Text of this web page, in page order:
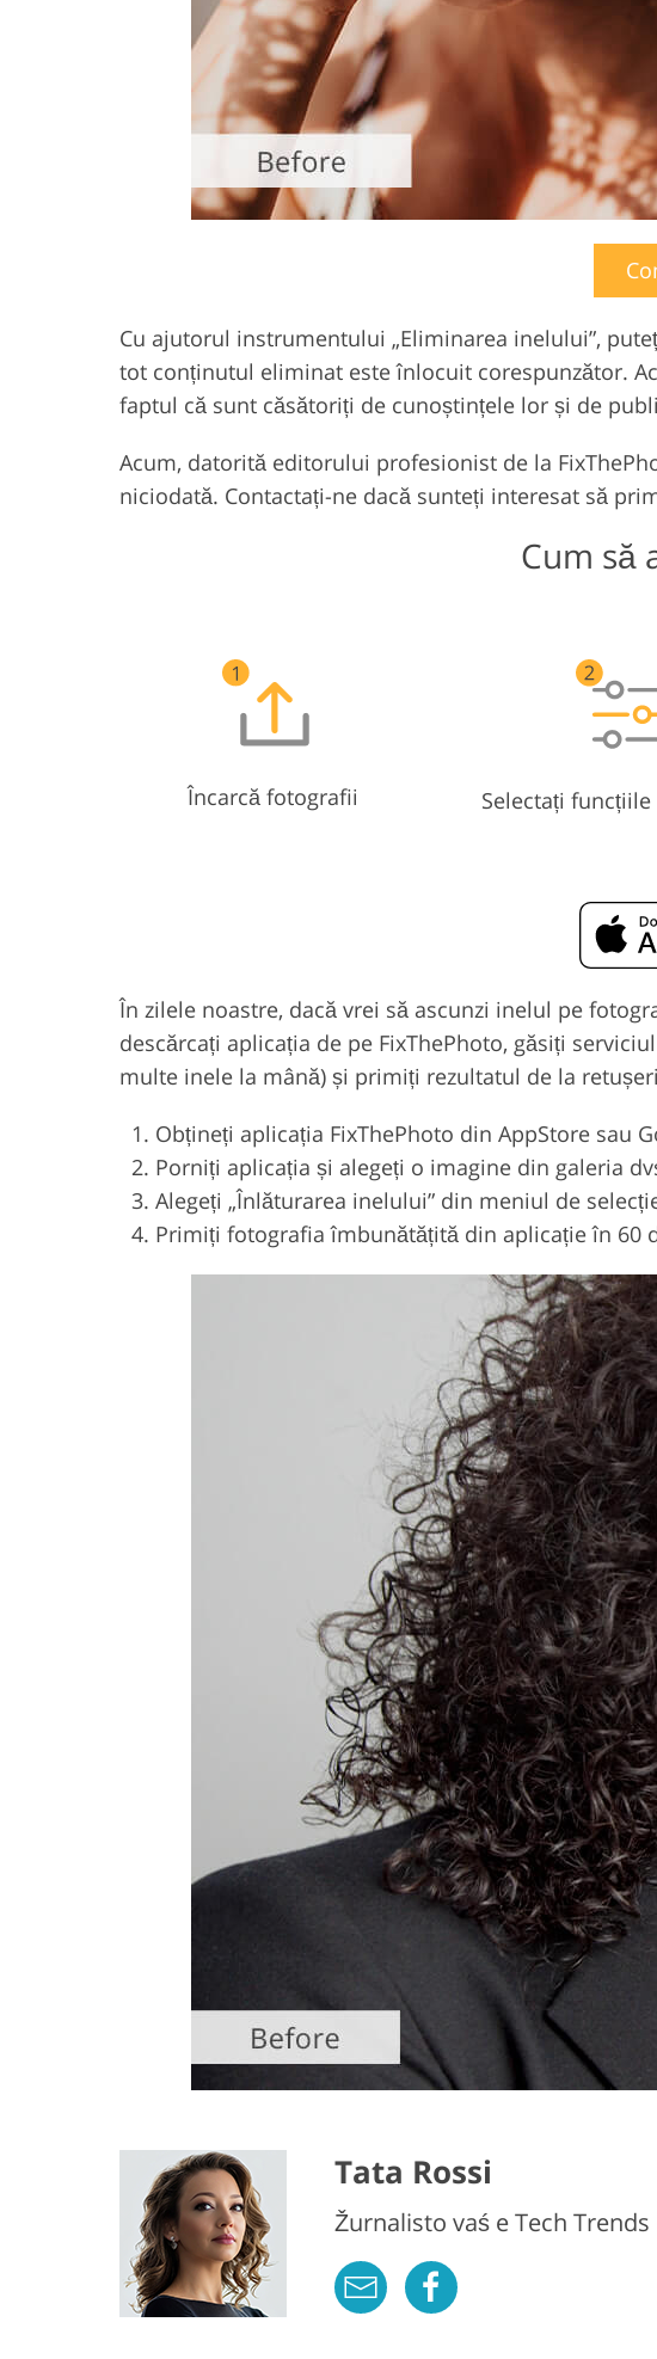
Cu ajutorul instrumentului „Eliminarea inelului”,
tot conținutul eliminat este înlocuit corespunzător.
faptul că sunt căsătoriți de cunoștințele lor și de
Acum, datorită editorului profesionist de la
niciodată. Contactați-ne dacă sunteți interesat să
Cum să
Încarcă fotografii Selectați
În zilele noastre, dacă vrei să ascunzi inelul pe
descărcați aplicația de pe FixThePhoto, găsiți
multe inele la mână) și primiți rezultatul de la
Obțineți aplicația FixThePhoto din AppStore sau
Porniți aplicația și alegeți o imagine din galeria
Alegeți „Înlăturarea inelului” din meniul de
Primiți fotografia îmbunătățită din aplicație în 60
Tata Rossi
Žurnalisto vaś e Tech Trends